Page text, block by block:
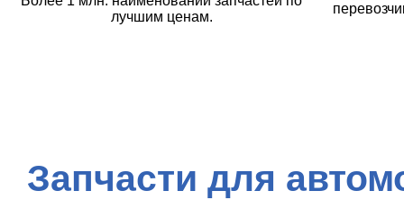
лучшим ценам.
Запчасти для